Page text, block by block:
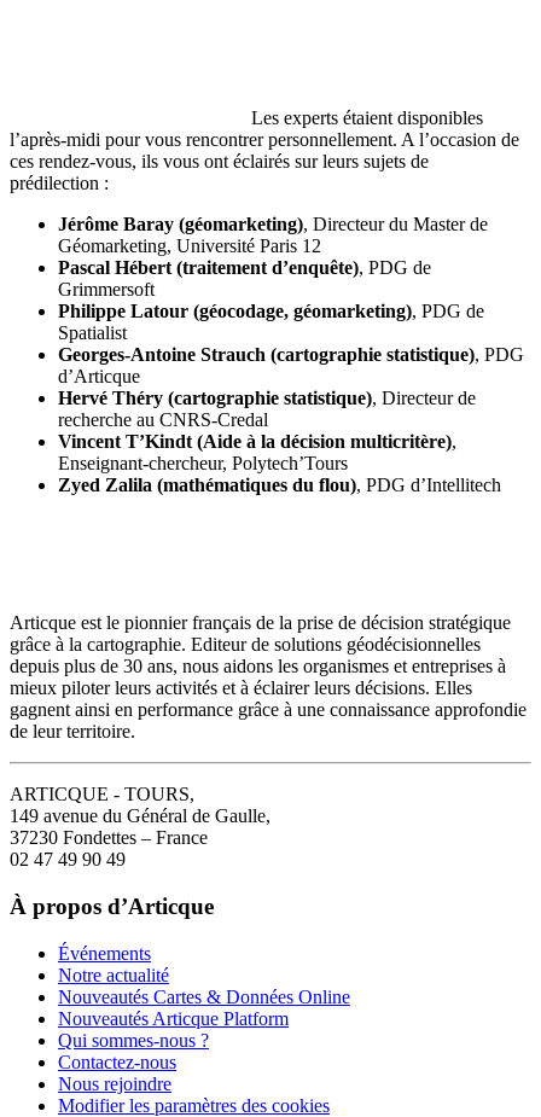
Les experts étaient disponibles
l’après-midi pour vous rencontrer personnellement. A l’occasion de
ces rendez-vous, ils vous ont éclairés sur leurs sujets de
prédilection :
Jérôme Baray (géomarketing), Directeur du Master de
Géomarketing, Université Paris 12
Pascal Hébert (traitement d’enquête), PDG de
Grimmersoft
Philippe Latour (géocodage, géomarketing), PDG de
Spatialist
Georges-Antoine Strauch (cartographie statistique), PDG
d’Articque
Hervé Théry (cartographie statistique), Directeur de
recherche au CNRS-Credal
Vincent T’Kindt (Aide à la décision multicritère),
Enseignant-chercheur, Polytech’Tours
Zyed Zalila (mathématiques du flou), PDG d’Intellitech
Articque est le pionnier français de la prise de décision stratégique
grâce à la cartographie. Editeur de solutions géodécisionnelles
depuis plus de 30 ans, nous aidons les organismes et entreprises à
mieux piloter leurs activités et à éclairer leurs décisions. Elles
gagnent ainsi en performance grâce à une connaissance approfondie
de leur territoire.
ARTICQUE - TOURS,
149 avenue du Général de Gaulle,
37230 Fondettes – France
02 47 49 90 49
À propos d’Articque
Événements
Notre actualité
Nouveautés Cartes & Données Online
Nouveautés Articque Platform
Qui sommes-nous ?
Contactez-nous
Nous rejoindre
Modifier les paramètres des cookies